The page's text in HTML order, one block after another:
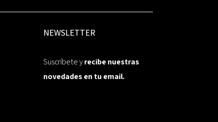
NEWSLETTER
Suscríbete yrecibe nuestras
novedades en tu email.